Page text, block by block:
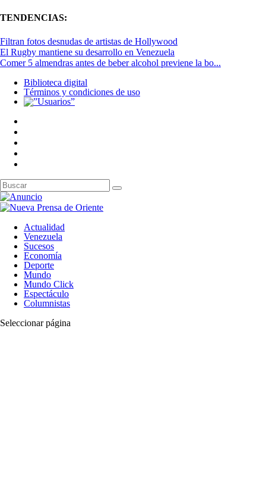
TENDENCIAS:
Filtran fotos desnudas de artistas de Hollywood
El Rugby mantiene su desarrollo en Venezuela
Comer 5 almendras antes de beber alcohol previene la bo...
Biblioteca digital
Términos y condiciones de uso
Actualidad
Venezuela
Sucesos
Economía
Deporte
Mundo
Mundo Click
Espectáculo
Columnistas
Seleccionar página